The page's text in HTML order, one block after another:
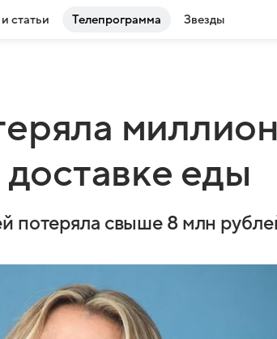
статьи Телепрограмма Звезды
еды
потеряла свыше 8 млн